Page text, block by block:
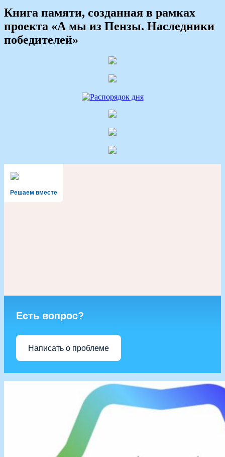
Книга памяти, созданная в рамках
проекта «А мы из Пензы. Наследники
победителей»
Решаем вместе
Есть вопрос?
Написать о проблеме